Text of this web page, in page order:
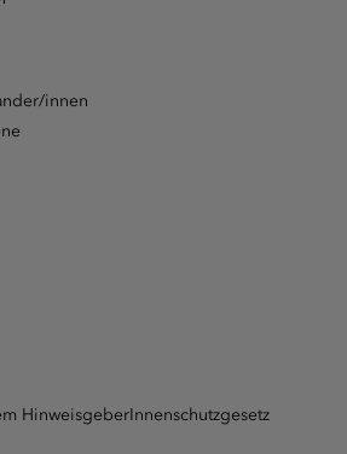
innen
HinweisgeberInnenschutzgesetz